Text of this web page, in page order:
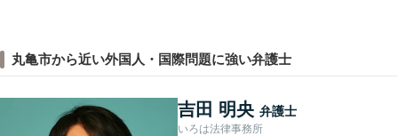
丸亀市から近い外国人・国際問題に強い弁護士
吉田 明央 弁護士
いろは法律事務所